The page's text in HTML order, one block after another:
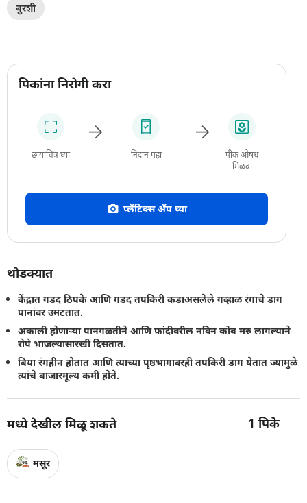
बुरशी
पिकांना निरोगी करा
छायाचित्र घ्या निदान पहा
पीक औषध
मिळवा
प्लँटिक्स अ‍ॅप घ्या
थोडक्यात
केंद्रात गडद ठिपके आणि गडद तपकिरी कडाअसलेले गव्हाळ रंगाचे डाग
पानांवर उमटतात.
अकाली होणार्‍या पानगळतीने आणि फांदीवरील नविन कोंब मरु लागल्याने
रोपे भाजल्यासारखी दिसतात.
बिया रंगहीन होतात आणि त्याच्या पृष्ठभागावरही तपकिरी डाग येतात ज्यामुळे
त्यांचे बाजारमूल्य कमी होते.
मध्ये देखील मिळू शकते 1 पिके
मसूर